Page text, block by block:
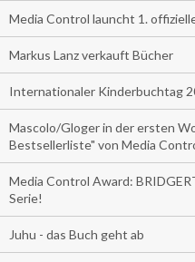
Media Control launcht 1.
Markus Lanz verkauft Bücher
Internationaler Kinderbuchtag
Mascolo/Gloger in der ersten
Bestsellerliste" von Media
Media Control Award:
Serie!
Juhu - das Buch geht ab